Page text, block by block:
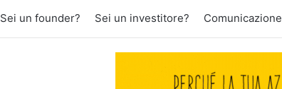
Sei un founder? Sei un investitore? Comunicazione